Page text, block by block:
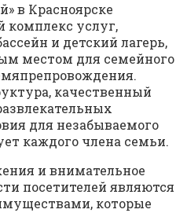
в Красноярске
комплекс услуг,
и детский лагерь,
местом для семейного
качественный
для незабываемого
каждого члена семьи.
и внимательное
посетителей являются
которые